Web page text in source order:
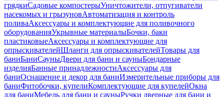
грядкиСадовые компостерыУничтожители, отпугиватели
насекомых и грызуновАвтоматизация и контроль
поливаАксессуары и комплектующие для поливочного
оборудованияУкрывные материалыБочки, баки
пластиковыеАксессуары и комплектующие для
опрыскивателейШланги для опрыскивателейТовары для
баниБаниСауныДвери для бани и сауныБондарные
изделияБанные принадлежностиАксессуары для
баниОснащение и декор для баниИзмерительные приборы для
баниФитобочки, купелиКомплектующие для купелейОкна
для баниМебель для бани и сауныРучки дверные для бани и